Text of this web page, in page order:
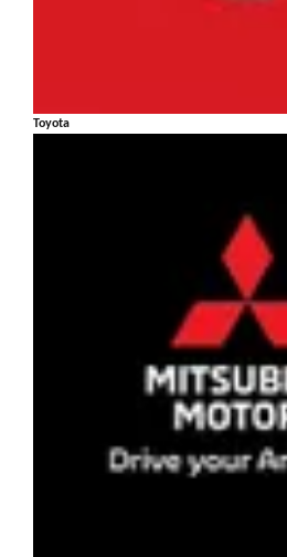
Toyota